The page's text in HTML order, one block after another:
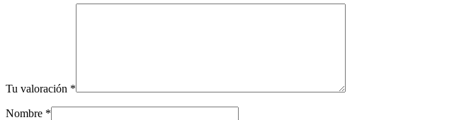
Tu valoración *
Nombre *